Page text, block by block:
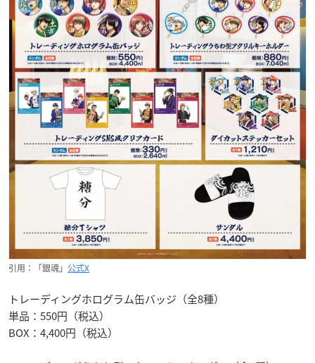
引用：「銀魂」 公式X
トレーディングホログラム缶バッジ（全8種）
単品：550円（税込）
BOX：4,400円（税込）